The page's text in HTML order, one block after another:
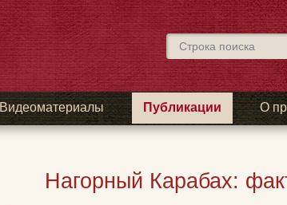
Видеоматериалы Публикации О
Нагорный Карабах: